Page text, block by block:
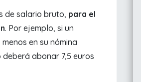
de salario bruto, para el
. Por ejemplo, si un
en su nómina
deberá abonar 7,5 euros